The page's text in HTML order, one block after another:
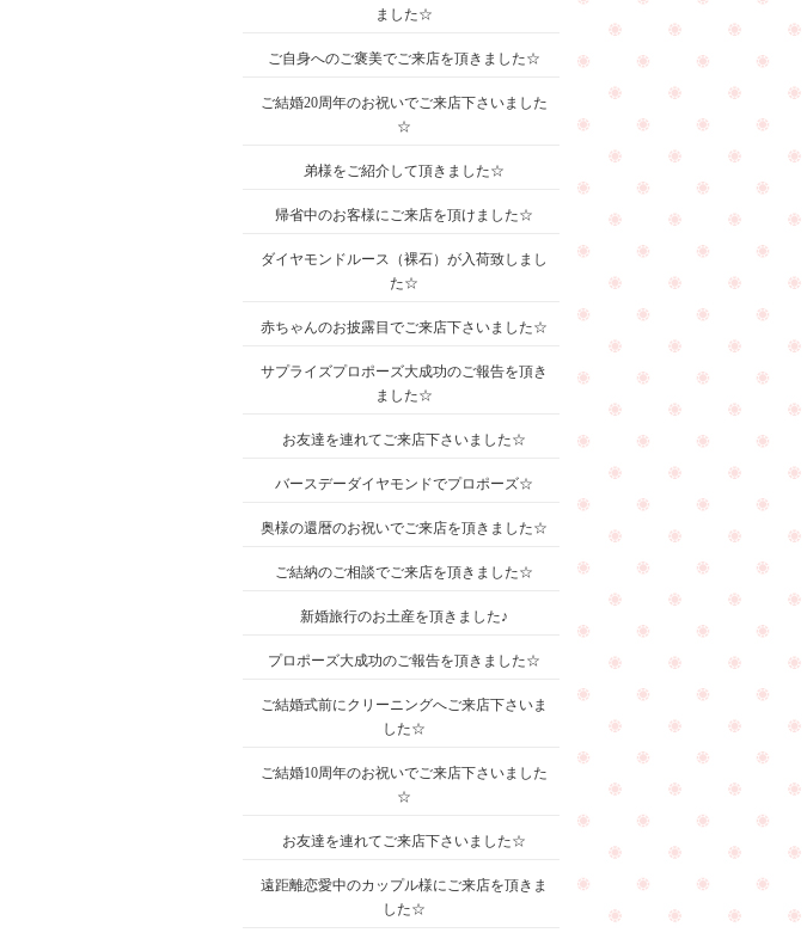
ました☆
ご自身へのご褒美でご来店を頂きました☆
ご結婚20周年のお祝いでご来店下さいました
☆
弟様をご紹介して頂きました☆
帰省中のお客様にご来店を頂けました☆
ダイヤモンドルース（裸石）が入荷致しまし
た☆
赤ちゃんのお披露目でご来店下さいました☆
サプライズプロポーズ大成功のご報告を頂き
ました☆
お友達を連れてご来店下さいました☆
バースデーダイヤモンドでプロポーズ☆
奥様の還暦のお祝いでご来店を頂きました☆
ご結納のご相談でご来店を頂きました☆
新婚旅行のお土産を頂きました♪
プロポーズ大成功のご報告を頂きました☆
ご結婚式前にクリーニングへご来店下さいま
した☆
ご結婚10周年のお祝いでご来店下さいました
☆
お友達を連れてご来店下さいました☆
遠距離恋愛中のカップル様にご来店を頂きま
した☆